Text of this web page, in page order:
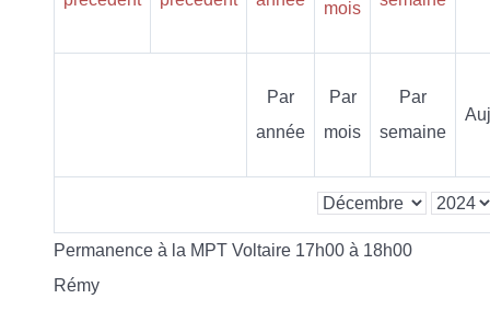
Par
année
Par
mois
Par
semaine
Permanence à la MPT Voltaire 17h00 à 18h00
Rémy